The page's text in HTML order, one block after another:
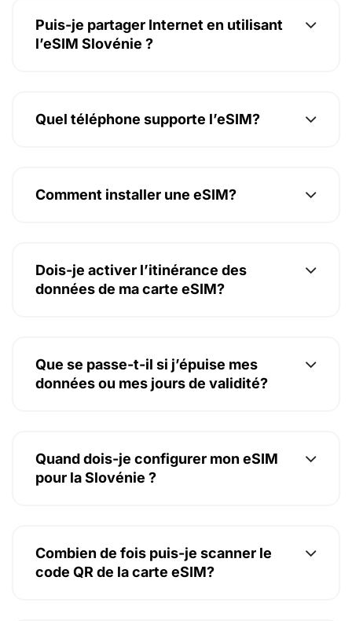
Puis-je partager Internet en utilisant
l’eSIM Slovénie ?
Quel téléphone supporte l’eSIM?
Comment installer une eSIM?
Dois-je activer l’itinérance des
données de ma carte eSIM?
Que se passe-t-il si j’épuise mes
données ou mes jours de validité?
Quand dois-je configurer mon eSIM
pour la Slovénie ?
Combien de fois puis-je scanner le
code QR de la carte eSIM?